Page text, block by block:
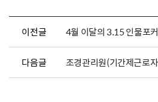
이전글 4월 이달의 3.15 인물포
다음글